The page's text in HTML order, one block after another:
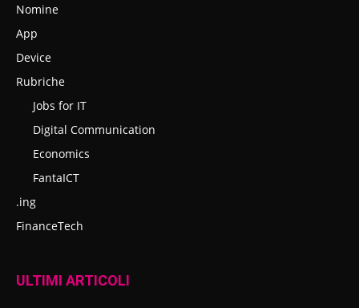
Nomine
App
Device
Rubriche
Jobs for IT
Digital Communication
Economics
FantaICT
.ing
FinanceTech
ULTIMI ARTICOLI